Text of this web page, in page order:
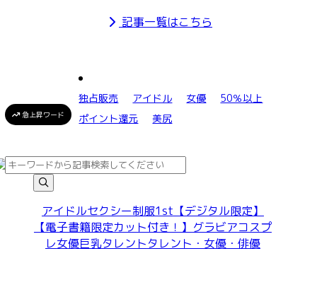
記事一覧はこちら
急上昇ワード
独占販売 アイドル 女優
50％以上
ポイント還元
美尻
アイドルセクシー制服1st 【デジタル限定】
【電子書籍限定カット付き！】 グラビアコスプ
レ女優巨乳タレントタレント・女優・俳優